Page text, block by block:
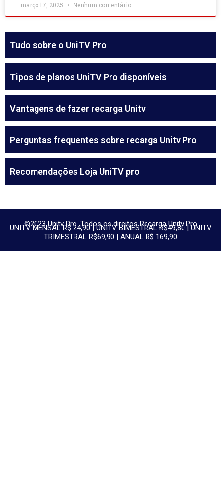
março 17, 2025 Nenhum comentário
Tudo sobre o UniTV Pro
Tipos de planos UniTV Pro disponíveis
Vantagens de fazer recarga Unitv
Perguntas frequentes sobre recarga Unitv Pro
Recomendações Loja UniTV pro
©2023 Unitv Pro. Todos os direitos Recarga Unitv Pro
UNITV MENSAL R$ 24,90 | UNITV BIMESTRAL R$49,80 | UNITV
TRIMESTRAL R$69,90 | ANUAL R$ 169,90